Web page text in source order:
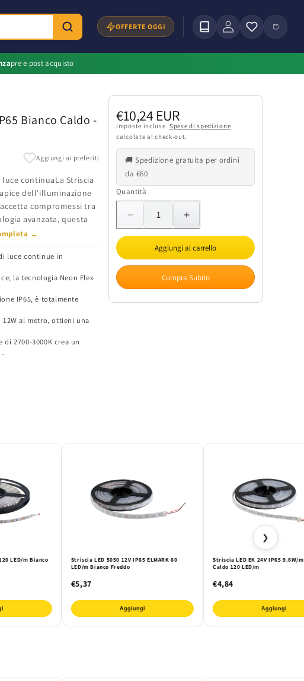
OFFERTE OGGI Accedi Carrello
pre e post acquisto
Bianco Caldo -
Aggiungi ai preferiti
continuaLa Striscia
dell'illuminazione
compromessi tra
avanzata, questa
→
luce continue in
la tecnologia Neon Flex
IP65, è totalmente
12W al metro, ottieni una
2700-3000K crea un
Prezzo
di
listino
€10,24 EUR
Imposte incluse. Spese di spedizione
calcolate al check-out.
🚚 Spedizione gratuita per ordini
da €60
Quantità
Quantità
Diminuisci
quantità
Striscia
LED
Aumenta
quantità
per
Striscia
LED
Neon
Aggiungi al carrello
Compra Subito
LED/m Bianco
Striscia LED 5050 12V IP65 ELMARK 60
LED/m Bianco Freddo
€5,37
Aggiungi
Striscia LED EK 24V IP65 9.6W/
Caldo 120 LED/m
€4,84
Aggiungi
❯